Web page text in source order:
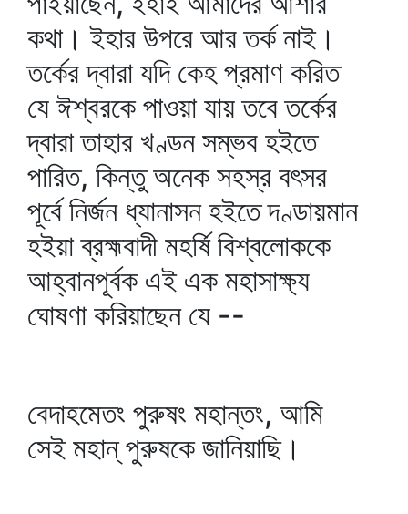
কথা। ইহার উপরে আর তর্ক নাই।
তর্কের দ্বারা যদি কেহ প্রমাণ করিত
যে ঈশ্বরকে পাওয়া যায় তবে তর্কের
দ্বারা তাহার খণ্ডন সম্ভব হইতে
পারিত, কিন্তু অনেক সহস্র বৎসর
পূর্বে নির্জন ধ্যানাসন হইতে দণ্ডায়মান
হইয়া ব্রহ্মবাদী মহর্ষি বিশ্বলোককে
আহ্বানপূর্বক এই এক মহাসাক্ষ্য
ঘোষণা করিয়াছেন যে --
বেদাহমেতং পুরুষং মহান্তং, আমি
সেই মহান্‌ পুরুষকে জানিয়াছি।